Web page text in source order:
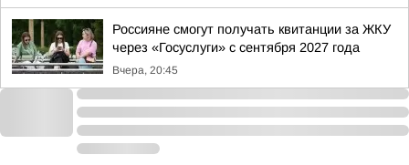
Россияне смогут получать квитанции за ЖКУ
через «Госуслуги» с сентября 2027 года
Вчера, 20:45